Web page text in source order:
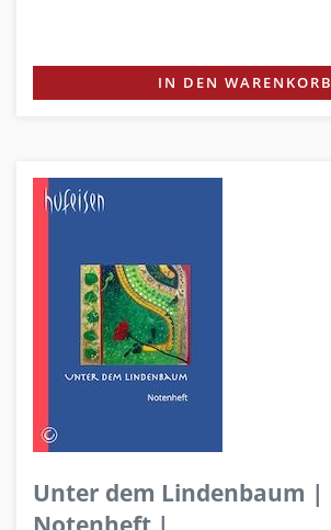
IN DEN WARENKORB
Unter dem Lindenbaum |